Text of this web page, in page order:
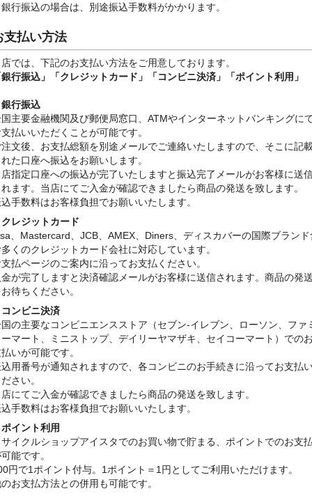
行振込の場合は、別途振込手数料がかかります。
支払い方法
では、下記のお支払い方法をご用意しております。
行振込」
「クレジットカード」「コンビニ決済」「ポイント利用」
行振込
主要金融機関及び郵便局窓口、ATMやインターネットバンキングに
払いいただくことが可能です。
文後、お支払総額を別途メールでご連絡いたしますので、そこに記
た口座へ振込をお願いします。
指定口座への振込が完了いたしますと振込完了メールがお客様に送
ます。当店にてご入金が確認できましたら商品の発送を致します。
手数料はお客様負担でお願いいたします。
レジットカード
、Mastercard、JCB、AMEX、Diners、ディスカバーの国際ブランド
くのクレジットカード会社に対応しています。
払ページのご案内に沿ってお支払ください。
が完了しますと決済確認メールがお客様に送信されます。商品の発
待ちください。
ンビニ決済
の主要なコンビニエンスストア（セブン-イレブン、ローソン、ファ
マート、ミニストップ、デイリーヤマザキ、セイコーマート）での
いが可能です。
用番号が通知されますので、各コンビニのお手続きに沿ってお支払
さい。
にてご入金が確認できましたら商品の発送を致します。
手数料はお客様負担でお願いいたします。
イント利用
イクルショップアイスタでのお買い物で貯まる、ポイントでのお支
能です。
円で1ポイント付与。1ポイント＝1円としてご利用いただけます。
お支払方法との併用も可能です。